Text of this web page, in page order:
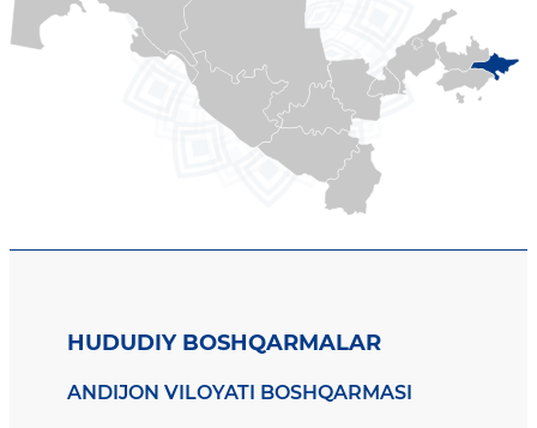
HUDUDIY BOSHQARMALAR
ANDIJON VILOYATI BOSHQARMASI